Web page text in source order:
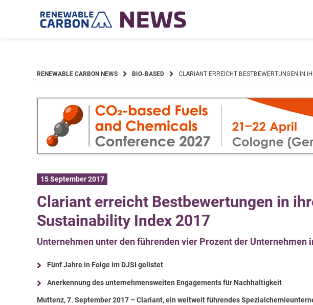
RENEWABLE CARBON NEWS BIO-BASED CLARIANT ERREICHT BESTBEWERTUNGEN IN
15 September 2017
Clariant erreicht Bestbewertungen in
Sustainability Index 2017
Unternehmen unter den führenden vier Prozent der Unternehmen
Fünf Jahre in Folge im DJSI gelistet
Anerkennung des unternehmensweiten Engagements für Nachhaltigkeit
Muttenz, 7. September 2017 – Clariant, ein weltweit führendes